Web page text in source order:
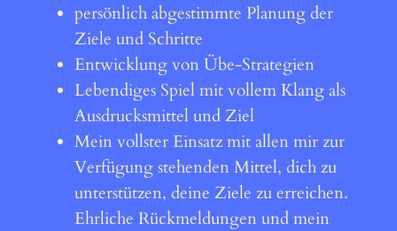
persönlich abgestimmte Planung der
Ziele und Schritte
Entwicklung von Übe-Strategien
Lebendiges Spiel mit vollem Klang als
Ausdrucksmittel und Ziel
Mein vollster Einsatz mit allen mir zur
Verfügung stehenden Mittel, dich zu
unterstützen, deine Ziele zu erreichen.
Ehrliche Rückmeldungen und mein